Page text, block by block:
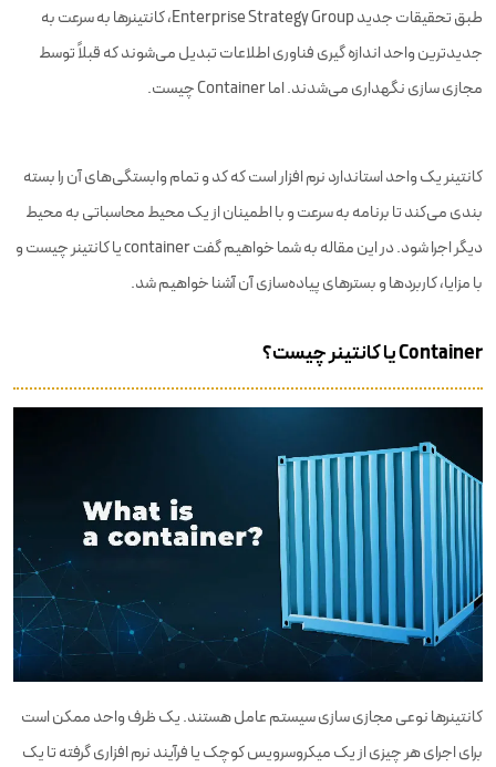
مقایسه کانتینرها و ماشین‌های مجازی
کانتینرهای کلود چه نوع کانتینرهایی هستند؟
امنیت container
کلام آخر
طبق تحقیقات جدید Enterprise Strategy Group، کانتینرها به سرعت به
جدیدترین واحد اندازه گیری فناوری اطلاعات تبدیل می‌شوند که قبلاً توسط
مجازی سازی نگهداری می‌شدند. اما Container چیست.
کانتینر یک واحد استاندارد نرم افزار است که کد و تمام وابستگی‌های آن را بسته
بندی می‌کند تا برنامه به سرعت و با اطمینان از یک محیط محاسباتی به محیط
دیگر اجرا شود. در این مقاله به شما خواهیم گفت container یا کانتینر چیست و
با مزایا، کاربردها و بسترهای پیاده‌سازی آن آشنا خواهیم شد.
Container یا کانتینر چیست؟
کانتینرها نوعی مجازی سازی سیستم عامل هستند. یک ظرف واحد ممکن است
برای اجرای هر چیزی از یک میکروسرویس کوچک یا فرآیند نرم افزاری گرفته تا یک